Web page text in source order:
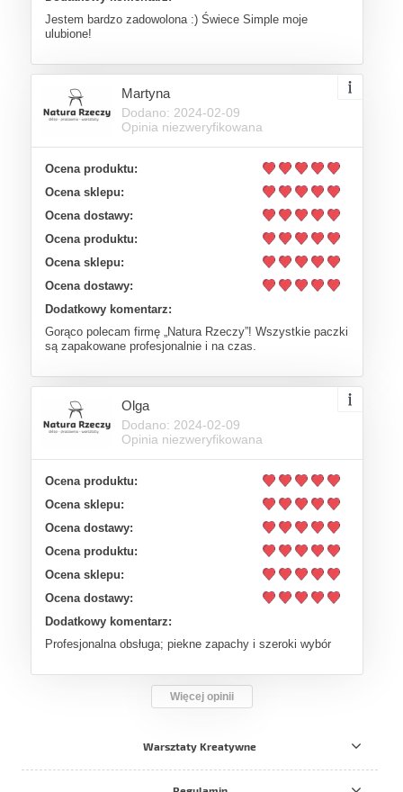
Jestem bardzo zadowolona :) Świece Simple moje
ulubione!
Martyna
Dodano: 2024-02-09
Opinia niezweryfikowana
Ocena produktu:
Ocena sklepu:
Ocena dostawy:
Ocena produktu:
Ocena sklepu:
Ocena dostawy:
Dodatkowy komentarz:
Gorąco polecam firmę „Natura Rzeczy”! Wszystkie paczki
są zapakowane profesjonalnie i na czas.
Olga
Dodano: 2024-02-09
Opinia niezweryfikowana
Ocena produktu:
Ocena sklepu:
Ocena dostawy:
Ocena produktu:
Ocena sklepu:
Ocena dostawy:
Dodatkowy komentarz:
Profesjonalna obsługa; piekne zapachy i szeroki wybór
Więcej opinii
Warsztaty Kreatywne